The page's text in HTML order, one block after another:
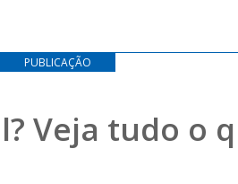
PUBLICAÇÃO
Veja tudo o